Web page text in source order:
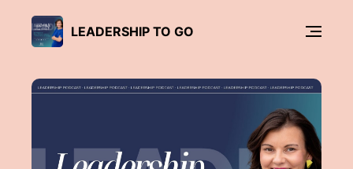
LEADERSHIP TO GO